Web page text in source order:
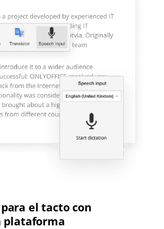
el tacto con
plataforma